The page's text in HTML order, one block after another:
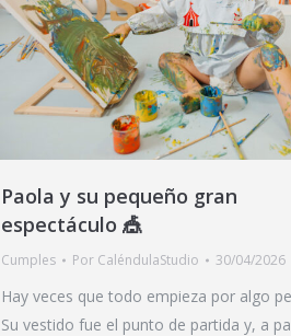
Paola y su pequeño gran
espectáculo 🎪
Cumples Por CaléndulaStudio 30/04/2026
Hay veces que todo empieza por algo
Su vestido fue el punto de partida y, a